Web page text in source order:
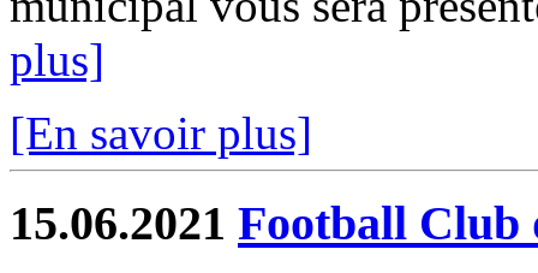
plus]
[En savoir plus]
15.06.2021 Football Club